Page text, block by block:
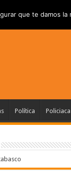
Política Policiaca
que te damos